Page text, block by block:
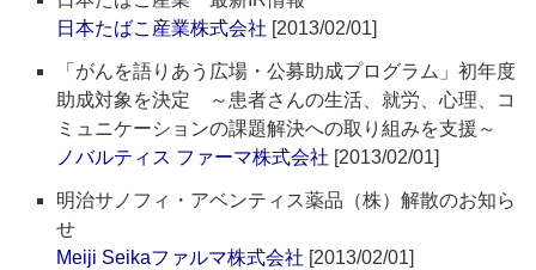
日本たばこ産業株式会社 [2013/02/01]
「がんを語りあう広場・公募助成プログラム」初年度
助成対象を決定 ～患者さんの生活、就労、心理、コ
ミュニケーションの課題解決への取り組みを支援～
ノバルティス ファーマ株式会社 [2013/02/01]
明治サノフィ・アベンティス薬品（株）解散のお知ら
せ
Meiji Seikaファルマ株式会社 [2013/02/01]